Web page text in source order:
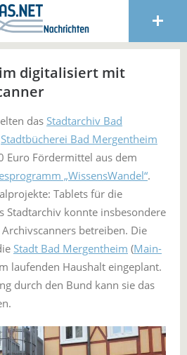
digitalisiert mit
das Stadtarchiv Bad
Stadtbücherei Bad Mergentheim
Euro Fördermittel aus dem
„WissensWandel“.
Tablets für die
Stadtarchiv konnte insbesondere
betreiben. Die
Stadt Bad Mergentheim (Main-
laufenden Haushalt eingeplant.
durch den Bund kann sie das